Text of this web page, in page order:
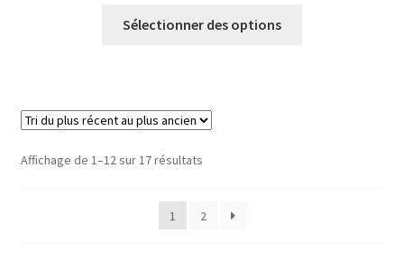
Sélectionner des options
Affichage de 1–12 sur 17 résultatsTrié
récent
1 2